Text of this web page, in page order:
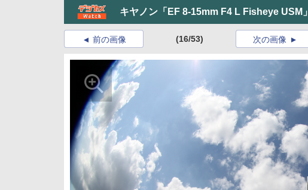
キヤノン「EF 8-15mm F4 L Fisheye USM」
前の画像 (16/53) 次の画像